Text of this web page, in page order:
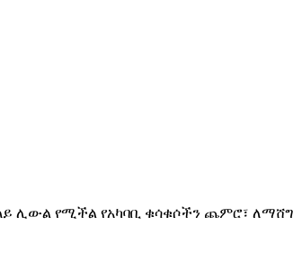
ሊውል የሚችል የአካባቢ ቁሳቁሶችን ጨምሮ፣ ለማሸግ